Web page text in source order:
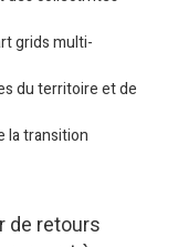
grids multi-
du territoire et de
la transition
de retours